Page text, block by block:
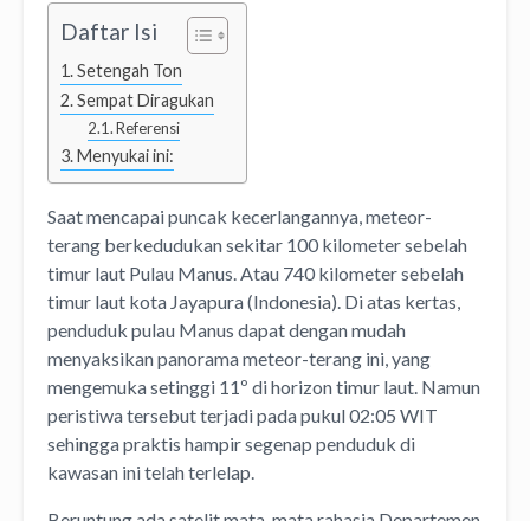
Daftar Isi
Setengah Ton
Sempat Diragukan
Referensi
Menyukai ini:
Saat mencapai puncak kecerlangannya, meteor-
terang berkedudukan sekitar 100 kilometer sebelah
timur laut Pulau Manus. Atau 740 kilometer sebelah
timur laut kota Jayapura (Indonesia). Di atas kertas,
penduduk pulau Manus dapat dengan mudah
menyaksikan panorama meteor-terang ini, yang
mengemuka setinggi 11º di horizon timur laut. Namun
peristiwa tersebut terjadi pada pukul 02:05 WIT
sehingga praktis hampir segenap penduduk di
kawasan ini telah terlelap.